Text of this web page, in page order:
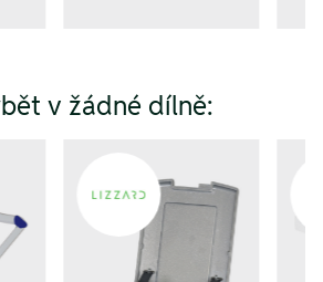
v žádné dílně: